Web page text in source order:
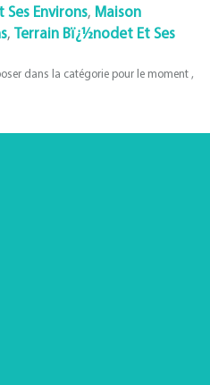
Environs, Maison
, Terrain Bï¿½nodet Et Ses
dans la catégorie pour le moment ,